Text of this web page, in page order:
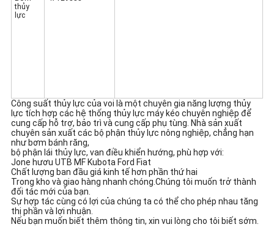
thủy
lực
Công suất thủy lực của voi là một chuyên gia năng lượng thủy
lực tích hợp các hệ thống thủy lực máy kéo chuyên nghiệp để
cung cấp hỗ trợ, bảo trì và cung cấp phụ tùng. Nhà sản xuất
chuyên sản xuất các bộ phận thủy lực nông nghiệp, chẳng hạn
như bơm bánh răng,
bộ phận lái thủy lực, van điều khiển hướng, phù hợp với:
Jone hươu UTB MF Kubota Ford Fiat
Chất lượng ban đầu giá kinh tế hơn phần thứ hai
Trong kho và giao hàng nhanh chóng.Chúng tôi muốn trở thành
đối tác mới của bạn.
Sự hợp tác cùng có lợi của chúng ta có thể cho phép nhau tăng
thị phần và lợi nhuận.
Nếu bạn muốn biết thêm thông tin, xin vui lòng cho tôi biết sớm.